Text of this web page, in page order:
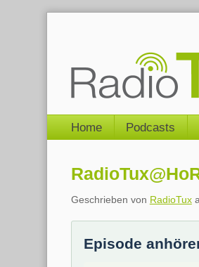
Navigation
Home Podcasts
Geschrieben von RadioTux
Episode